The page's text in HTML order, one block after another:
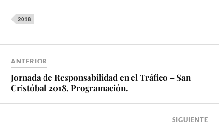
2018
ANTERIOR
Jornada de Responsabilidad en el Tráfico – San
Cristóbal 2018. Programación.
SIGUIENTE